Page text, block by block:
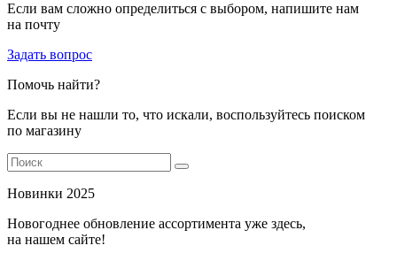
Если вам сложно определиться с выбором, напишите нам
на почту
Задать вопрос
Помочь найти?
Если вы не нашли то, что искали, воспользуйтесь поиском
по магазину
Новинки 2025
Новогоднее обновление ассортимента уже здесь,
на нашем сайте!